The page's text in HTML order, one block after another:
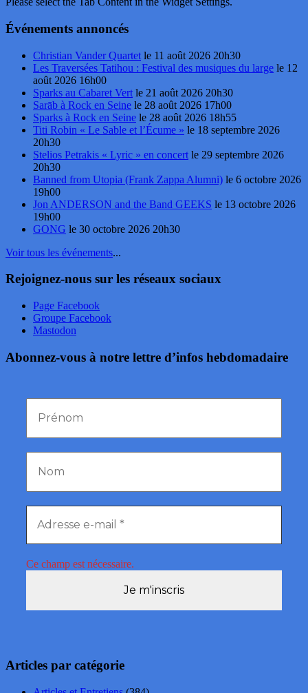
Événements annoncés
Christian Vander Quartet le 11 août 2026 20h30
Les Traversées Tatihou : Festival des musiques du large le 12
août 2026 16h00
Sparks au Cabaret Vert le 21 août 2026 20h30
Sarāb à Rock en Seine le 28 août 2026 17h00
Sparks à Rock en Seine le 28 août 2026 18h55
Titi Robin « Le Sable et l’Écume » le 18 septembre 2026
20h30
Stelios Petrakis « Lyric » en concert le 29 septembre 2026
20h30
Banned from Utopia (Frank Zappa Alumni) le 6 octobre 2026
19h00
Jon ANDERSON and the Band GEEKS le 13 octobre 2026
19h00
GONG le 30 octobre 2026 20h30
Voir tous les événements...
Rejoignez-nous sur les réseaux sociaux
Page Facebook
Groupe Facebook
Mastodon
Abonnez-vous à notre lettre d’infos hebdomadaire
Ce champ est nécessaire.
Articles par catégorie